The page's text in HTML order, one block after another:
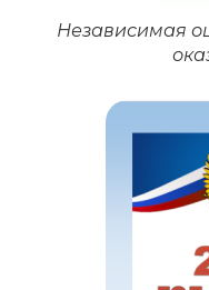
Независимая